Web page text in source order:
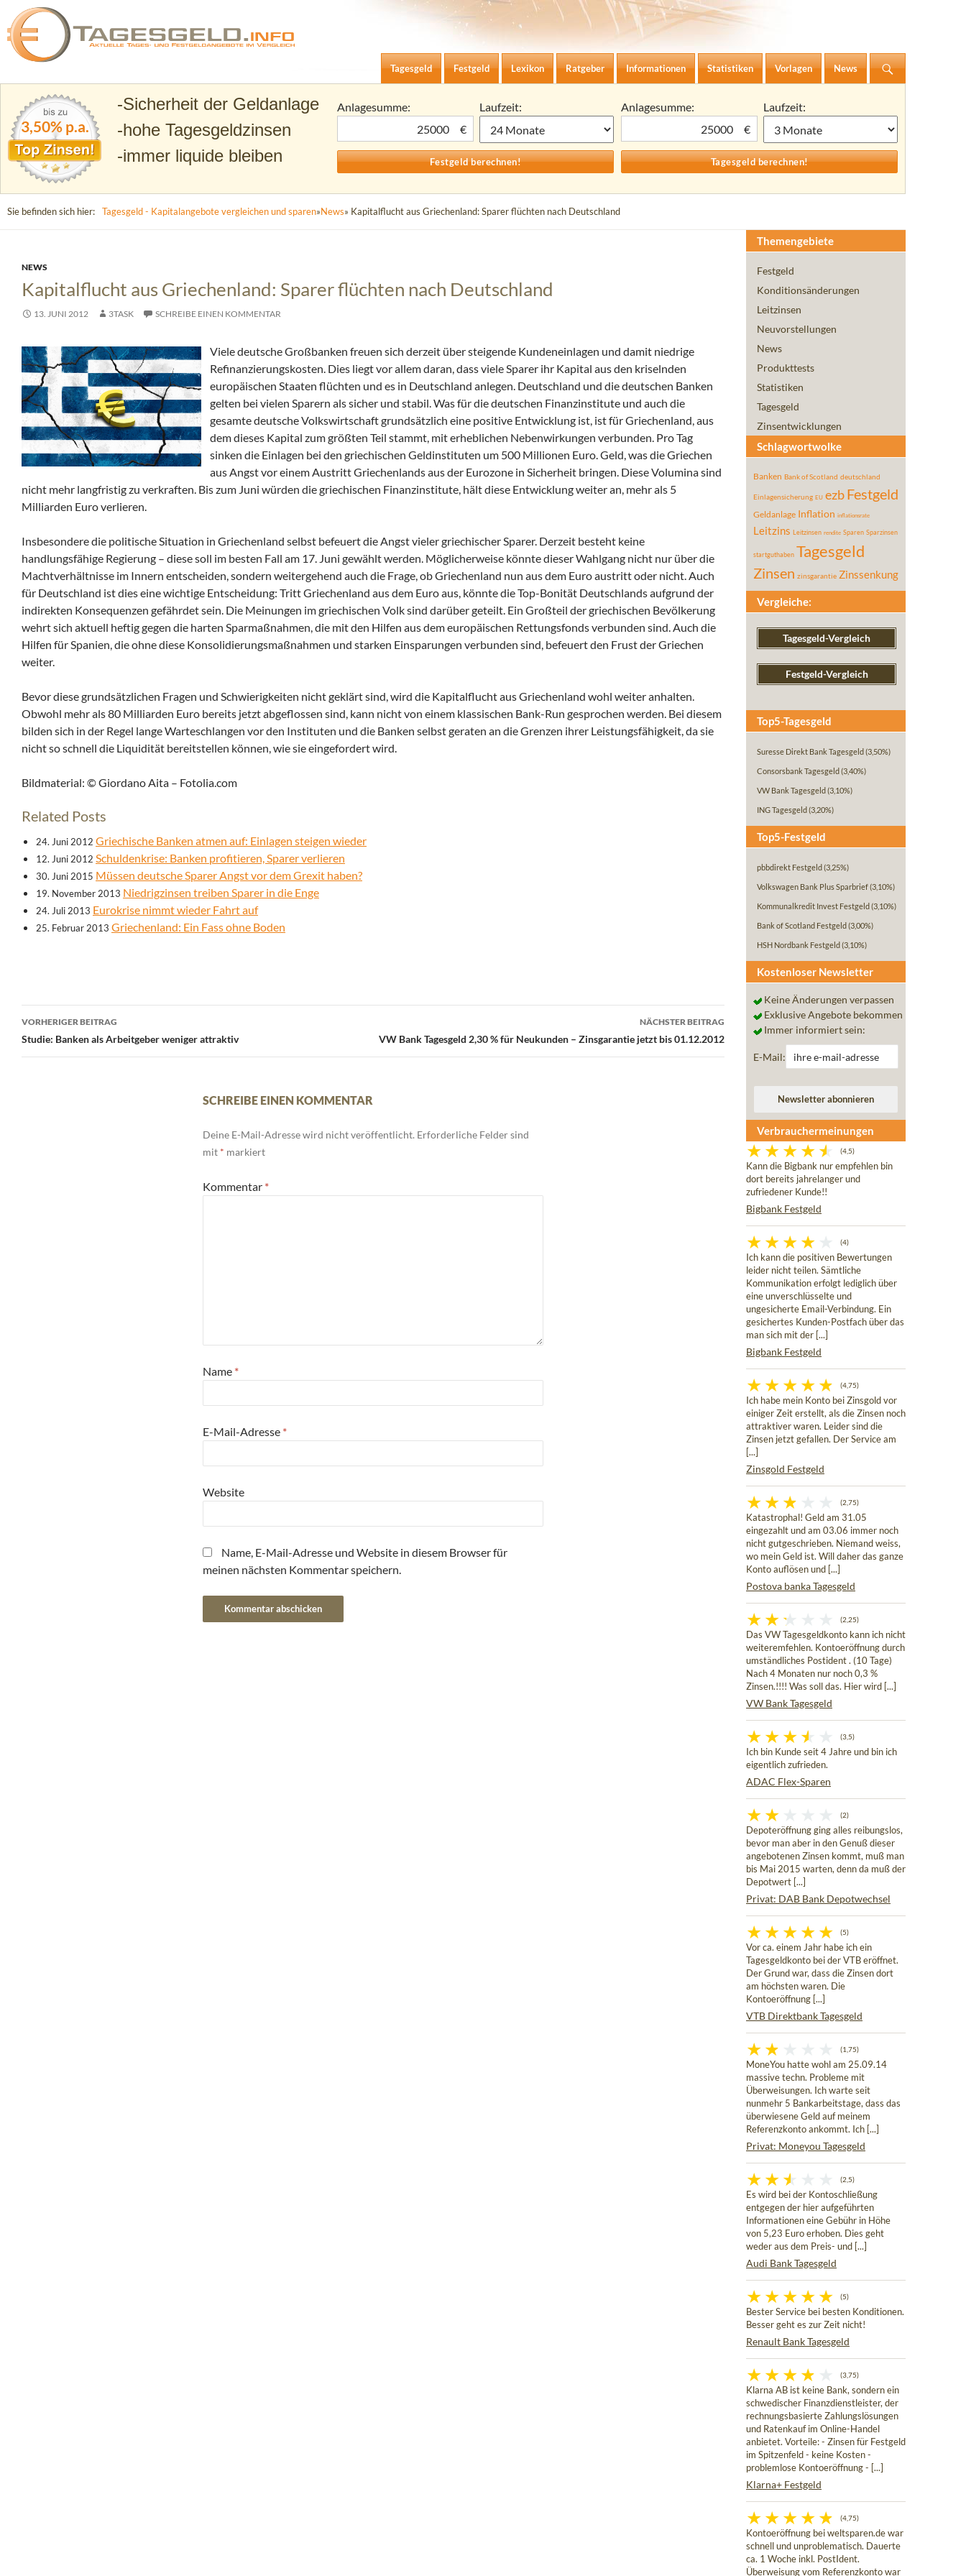
Tagesgeld.info – Tagesgeldkonten vergleichen und Tagesgeld-Zinsen berechnen
Zum Inhalt springen
Tagesgeld
Festgeld Lexikon Ratgeber Informationen Statistiken Vorlagen News
3,50% p.a.
Sicherheit der Geldanlage
hohe Tagesgeldzinsen
immer liquide bleiben
Anlagesumme:
€
Laufzeit:
Anlagesumme:
€
Laufzeit:
Sie befinden sich hier: Tagesgeld - Kapitalangebote vergleichen und sparen»News» Kapitalflucht aus Griechenland: Sparer flüchten nach Deutschland
NEWS
Kapitalflucht aus Griechenland: Sparer flüchten nach Deutschland
13. JUNI 2012 3TASK SCHREIBE EINEN KOMMENTAR
Viele deutsche Großbanken freuen sich derzeit über steigende Kundeneinlagen und damit niedrige
Refinanzierungskosten. Dies liegt vor allem daran, dass viele Sparer ihr Kapital aus den kriselnden
europäischen Staaten flüchten und es in Deutschland anlegen. Deutschland und die deutschen Banken
gelten bei vielen Sparern als sicher und stabil. Was für die deutschen Finanzinstitute und auch die
gesamte deutsche Volkswirtschaft grundsätzlich eine positive Entwicklung ist, ist für Griechenland, aus
dem dieses Kapital zum größten Teil stammt, mit erheblichen Nebenwirkungen verbunden. Pro Tag
sinken die Einlagen bei den griechischen Geldinstituten um 500 Millionen Euro. Geld, was die Griechen
aus Angst vor einem Austritt Griechenlands aus der Eurozone in Sicherheit bringen. Diese Volumina sind
nicht mehr langfristig zu verkraften. Bis zum Juni würden die griechischen Finanzinstitute, hält diese Entwicklung weiter an, mehr als 5
Milliarden Euro verlieren.
Insbesondere die politische Situation in Griechenland selbst befeuert die Angst vieler griechischer Sparer. Derzeit besteht keine
handlungsfähige Regierung – diese soll im besten Fall am 17. Juni gewählt werden. Möglicherweise könnte dieser Wahlgang nicht nur über die
Machtverhältnisse im Innern entscheiden, sondern weitergehend auch die Frage, ob Griechenland nun aus dem Euro austritt oder nicht. Auch
für Deutschland ist dies eine wichtige Entscheidung: Tritt Griechenland aus dem Euro aus, könnte die Top-Bonität Deutschlands aufgrund der
indirekten Konsequenzen gefährdet sein. Die Meinungen im griechischen Volk sind darüber geteilt. Ein Großteil der griechischen Bevölkerung
wehrt sich aktuell heftig gegen die harten Sparmaßnahmen, die mit den Hilfen aus dem europäischen Rettungsfonds verbunden sind. Auch die
Hilfen für Spanien, die ohne diese Konsolidierungsmaßnahmen und starken Einsparungen verbunden sind, befeuert den Frust der Griechen
weiter.
Bevor diese grundsätzlichen Fragen und Schwierigkeiten nicht geklärt sind, wird die Kapitalflucht aus Griechenland wohl weiter anhalten.
Obwohl mehr als 80 Milliarden Euro bereits jetzt abgeflossen sind, kann nicht von einem klassischen Bank-Run gesprochen werden. Bei diesem
bilden sich in der Regel lange Warteschlangen vor den Instituten und die Banken selbst geraten an die Grenzen ihrer Leistungsfähigkeit, da sie
nicht so schnell die Liquidität bereitstellen können, wie sie eingefordert wird.
Bildmaterial: © Giordano Aita – Fotolia.com
Related Posts
24. Juni 2012 Griechische Banken atmen auf: Einlagen steigen wieder
12. Juni 2012 Schuldenkrise: Banken profitieren, Sparer verlieren
30. Juni 2015 Müssen deutsche Sparer Angst vor dem Grexit haben?
19. November 2013 Niedrigzinsen treiben Sparer in die Enge
24. Juli 2013 Eurokrise nimmt wieder Fahrt auf
25. Februar 2013 Griechenland: Ein Fass ohne Boden
Beitrags-
Navigation
VORHERIGER BEITRAG
Studie: Banken als Arbeitgeber weniger attraktiv
NÄCHSTER BEITRAG
VW Bank Tagesgeld 2,30 % für Neukunden – Zinsgarantie jetzt bis 01.12.2012
SCHREIBE EINEN KOMMENTAR
Deine E-Mail-Adresse wird nicht veröffentlicht. Erforderliche Felder sind
mit * markiert
Kommentar *
Name *
E-Mail-Adresse *
Website
Name, E-Mail-Adresse und Website in diesem Browser für
meinen nächsten Kommentar speichern.
Themengebiete
Festgeld
Konditionsänderungen
Leitzinsen
Neuvorstellungen
News
Produkttests
Statistiken
Tagesgeld
Zinsentwicklungen
Schlagwortwolke
Banken Bank of Scotland deutschland
Einlagensicherung EU ezbFestgeld
Geldanlage Inflation inflationsrate
Leitzins Leitzinsen rendite Sparen Sparzinsen
startguthaben Tagesgeld
Zinsen zinsgarantie Zinssenkung
Vergleiche:
Tagesgeld-Vergleich
Festgeld-Vergleich
Top5-Tagesgeld
Suresse Direkt Bank Tagesgeld (3,50%)
Consorsbank Tagesgeld (3,40%)
VW Bank Tagesgeld (3,10%)
ING Tagesgeld (3,20%)
Top5-Festgeld
pbbdirekt Festgeld (3,25%)
Volkswagen Bank Plus Sparbrief(3,10%)
Kommunalkredit Invest Festgeld (3,10%)
Bank of Scotland Festgeld (3,00%)
HSH Nordbank Festgeld (3,10%)
Kostenloser Newsletter
Keine Änderungen verpassen
Exklusive Angebote bekommen
Immer informiert sein:
E-Mail:
Verbrauchermeinungen
(4,5)
Kann die Bigbank nur empfehlen bin
dort bereits jahrelanger und
zufriedener Kunde!!
Bigbank Festgeld
(4)
Ich kann die positiven Bewertungen
leider nicht teilen. Sämtliche
Kommunikation erfolgt lediglich über
eine unverschlüsselte und
ungesicherte Email-Verbindung. Ein
gesichertes Kunden-Postfach über das
man sich mit der [...]
Bigbank Festgeld
(4,75)
Ich habe mein Konto bei Zinsgold vor
einiger Zeit erstellt, als die Zinsen noch
attraktiver waren. Leider sind die
Zinsen jetzt gefallen. Der Service am
[...]
Zinsgold Festgeld
(2,75)
Katastrophal! Geld am 31.05
eingezahlt und am 03.06 immer noch
nicht gutgeschrieben. Niemand weiss,
wo mein Geld ist. Will daher das ganze
Konto auflösen und [...]
Postova banka Tagesgeld
(2,25)
Das VW Tagesgeldkonto kann ich nicht
weiteremfehlen. Kontoeröffnung durch
umständliches Postident . (10 Tage)
Nach 4 Monaten nur noch 0,3 %
Zinsen.!!!! Was soll das. Hier wird [...]
VW Bank Tagesgeld
(3,5)
Ich bin Kunde seit 4 Jahre und bin ich
eigentlich zufrieden.
ADAC Flex-Sparen
(2)
Depoteröffnung ging alles reibungslos,
bevor man aber in den Genuß dieser
angebotenen Zinsen kommt, muß man
bis Mai 2015 warten, denn da muß der
Depotwert [...]
Privat: DAB Bank Depotwechsel
(5)
Vor ca. einem Jahr habe ich ein
Tagesgeldkonto bei der VTB eröffnet.
Der Grund war, dass die Zinsen dort
am höchsten waren. Die
Kontoeröffnung [...]
VTB Direktbank Tagesgeld
(1,75)
MoneYou hatte wohl am 25.09.14
massive techn. Probleme mit
Überweisungen. Ich warte seit
nunmehr 5 Bankarbeitstage, dass das
überwiesene Geld auf meinem
Referenzkonto ankommt. Ich [...]
Privat: Moneyou Tagesgeld
(2,5)
Es wird bei der Kontoschließung
entgegen der hier aufgeführten
Informationen eine Gebühr in Höhe
von 5,23 Euro erhoben. Dies geht
weder aus dem Preis- und [...]
Audi Bank Tagesgeld
(5)
Bester Service bei besten Konditionen.
Besser geht es zur Zeit nicht!
Renault Bank Tagesgeld
(3,75)
Klarna AB ist keine Bank, sondern ein
schwedischer Finanzdienstleister, der
rechnungsbasierte Zahlungslösungen
und Ratenkauf im Online-Handel
anbietet. Vorteile: - Zinsen für Festgeld
im Spitzenfeld - keine Kosten -
problemlose Kontoeröffnung - [...]
Klarna+ Festgeld
(4,75)
Kontoeröffnung bei weltsparen.de war
schnell und unproblematisch. Dauerte
ca. 1 Woche inkl. PostIdent.
Überweisung vom Referenzkonto war